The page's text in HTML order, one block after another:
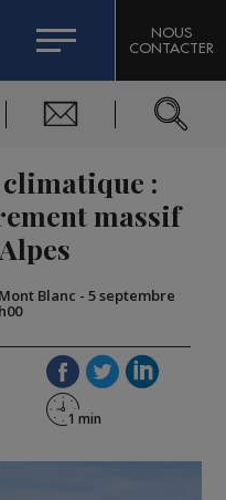
L'EXPERT
SKIABLES
BLANC
NOUS
CONTACTER
:
massif
Blanc - 5 septembre